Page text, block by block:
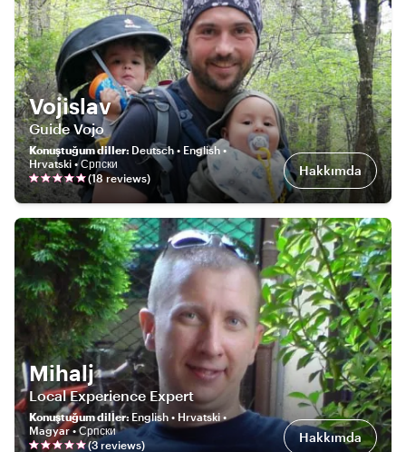
Vojislav
Guide Vojo
Konuştuğum diller: Deutsch • English •
Hrvatski • Српски
(18reviews) Hakkımda
Mihalj
Local Experience Expert
Konuştuğum diller: English • Hrvatski •
Magyar • Српски
(3reviews) Hakkımda